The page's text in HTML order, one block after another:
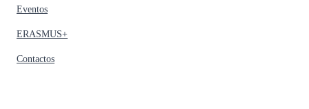
Eventos
ERASMUS+
Contactos